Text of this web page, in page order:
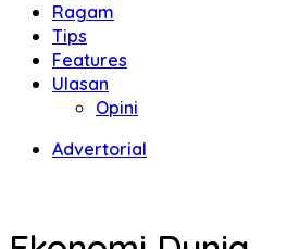
Ragam
Tips
Features
Ulasan
Opini
Advertorial